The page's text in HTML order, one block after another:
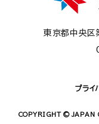
東京都中央
プライ
COPYRIGHT © JAPAN